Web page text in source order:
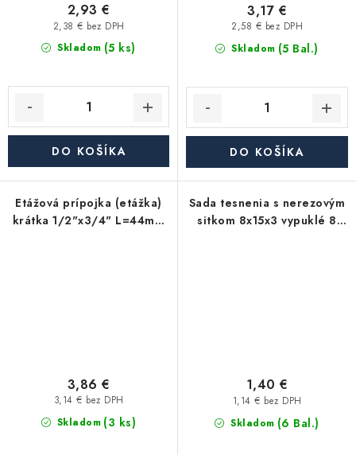
Skladom (5 ks)
2,38 € bez DPH
2,93 €
DO KOŠÍKA
Skladom (5 Bal.)
2,58 € bez DPH
3,17 €
DO KOŠÍKA
Etážová prípojka (etážka)
krátka 1/2"x3/4" L=44mm
Skladom (3 ks)
3,14 € bez DPH
3,86 €
Sada tesnenia s nerezovým
sitkom 8x15x3 vypuklé 8
Skladom (6 Bal.)
1,14 € bez DPH
1,40 €